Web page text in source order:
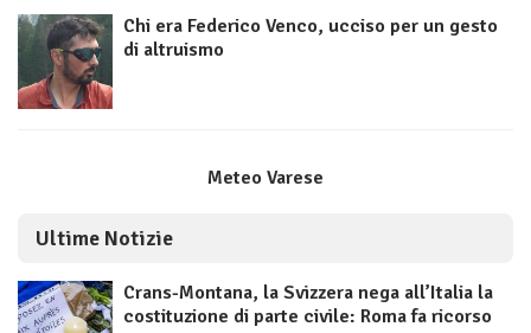
Chi era Federico Venco, ucciso per un gesto
di altruismo
Meteo Varese
Ultime Notizie
Crans-Montana, la Svizzera nega all’Italia la
costituzione di parte civile: Roma fa ricorso